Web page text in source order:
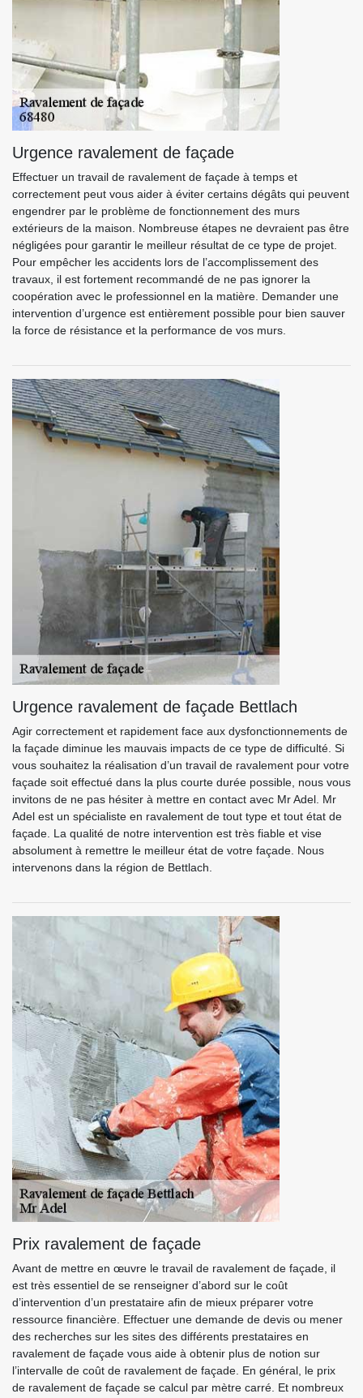
Urgence ravalement de façade
Effectuer un travail de ravalement de façade à temps et
correctement peut vous aider à éviter certains dégâts qui peuvent
engendrer par le problème de fonctionnement des murs
extérieurs de la maison. Nombreuse étapes ne devraient pas être
négligées pour garantir le meilleur résultat de ce type de projet.
Pour empêcher les accidents lors de l’accomplissement des
travaux, il est fortement recommandé de ne pas ignorer la
coopération avec le professionnel en la matière. Demander une
intervention d’urgence est entièrement possible pour bien sauver
la force de résistance et la performance de vos murs.
Urgence ravalement de façade Bettlach
Agir correctement et rapidement face aux dysfonctionnements de
la façade diminue les mauvais impacts de ce type de difficulté. Si
vous souhaitez la réalisation d’un travail de ravalement pour votre
façade soit effectué dans la plus courte durée possible, nous vous
invitons de ne pas hésiter à mettre en contact avec Mr Adel. Mr
Adel est un spécialiste en ravalement de tout type et tout état de
façade. La qualité de notre intervention est très fiable et vise
absolument à remettre le meilleur état de votre façade. Nous
intervenons dans la région de Bettlach.
Prix ravalement de façade
Avant de mettre en œuvre le travail de ravalement de façade, il
est très essentiel de se renseigner d’abord sur le coût
d’intervention d’un prestataire afin de mieux préparer votre
ressource financière. Effectuer une demande de devis ou mener
des recherches sur les sites des différents prestataires en
ravalement de façade vous aide à obtenir plus de notion sur
l’intervalle de coût de ravalement de façade. En général, le prix
de ravalement de façade se calcul par mètre carré. Et nombreux